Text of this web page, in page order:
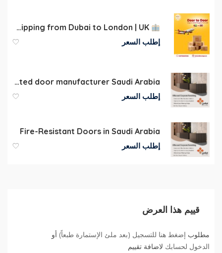
Shipping from Dubai to London | UK
إطلب السعر
wooden fire rated door manufacturer Saudi Arabia
إطلب السعر
Fire-Resistant Doors in Saudi Arabia
إطلب السعر
قييم هذا العرض
مطلوب إضغط هنا للتسجيل (بعد ملئ الإستمارة طبعاً) أو
الدخول لحسابك لاضافة تقييم